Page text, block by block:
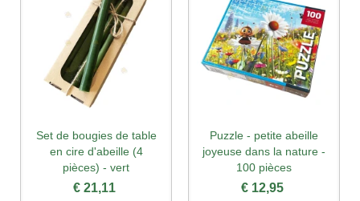
Set de bougies de table
en cire d'abeille (4
pièces) - vert
€ 21,11
Puzzle - petite abeille
joyeuse dans la nature -
100 pièces
€ 12,95